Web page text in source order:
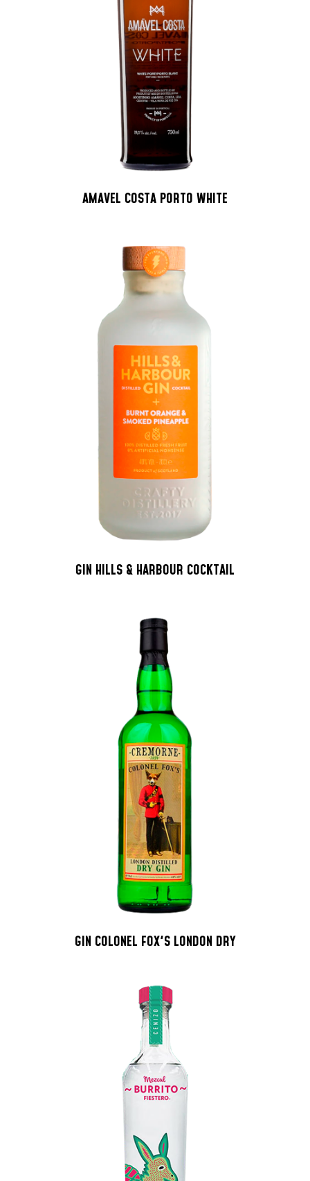
AMAVEL COSTA PORTO WHITE
GIN HILLS & HARBOUR COCKTAIL
GIN COLONEL FOX'S LONDON DRY